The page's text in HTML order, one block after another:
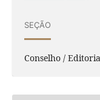
SEÇÃO
Conselho /